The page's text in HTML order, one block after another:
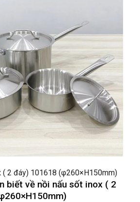
( 2 đáy) 101618 (φ260×H150mm)
biết về nồi nấu sốt inox ( 2